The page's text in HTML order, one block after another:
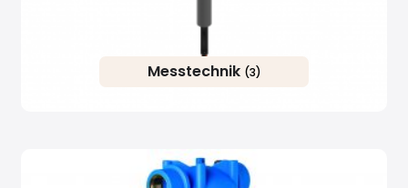
Messtechnik (3)